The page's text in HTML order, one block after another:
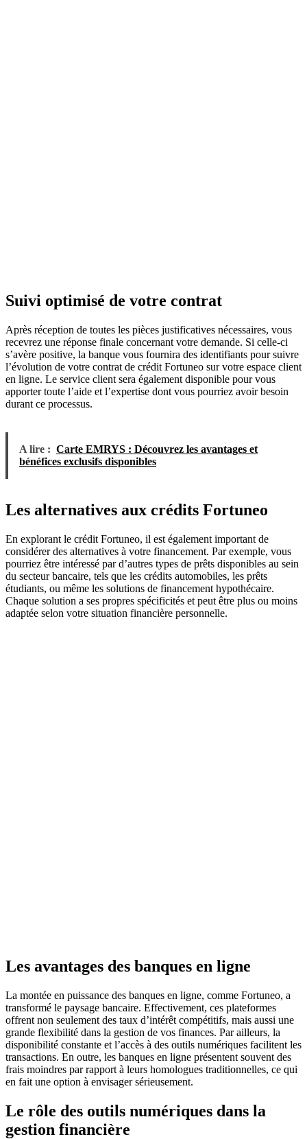
Suivi optimisé de votre contrat
Après réception de toutes les pièces justificatives nécessaires, vous
recevrez une réponse finale concernant votre demande. Si celle-ci
s’avère positive, la banque vous fournira des identifiants pour suivre
l’évolution de votre contrat de crédit Fortuneo sur votre espace client
en ligne. Le service client sera également disponible pour vous
apporter toute l’aide et l’expertise dont vous pourriez avoir besoin
durant ce processus.
A lire : Carte EMRYS : Découvrez les avantages et
bénéfices exclusifs disponibles
Les alternatives aux crédits Fortuneo
En explorant le crédit Fortuneo, il est également important de
considérer des alternatives à votre financement. Par exemple, vous
pourriez être intéressé par d’autres types de prêts disponibles au sein
du secteur bancaire, tels que les crédits automobiles, les prêts
étudiants, ou même les solutions de financement hypothécaire.
Chaque solution a ses propres spécificités et peut être plus ou moins
adaptée selon votre situation financière personnelle.
Les avantages des banques en ligne
La montée en puissance des banques en ligne, comme Fortuneo, a
transformé le paysage bancaire. Effectivement, ces plateformes
offrent non seulement des taux d’intérêt compétitifs, mais aussi une
grande flexibilité dans la gestion de vos finances. Par ailleurs, la
disponibilité constante et l’accès à des outils numériques facilitent les
transactions. En outre, les banques en ligne présentent souvent des
frais moindres par rapport à leurs homologues traditionnelles, ce qui
en fait une option à envisager sérieusement.
Le rôle des outils numériques dans la
gestion financière